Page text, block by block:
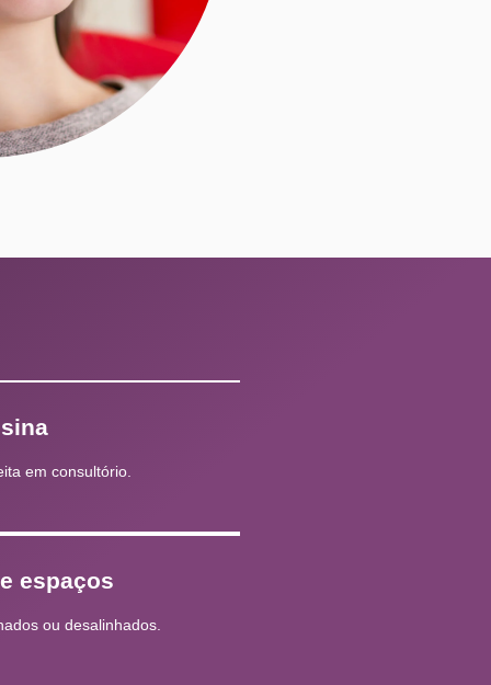
em consultório.
espaços
ou desalinhados.